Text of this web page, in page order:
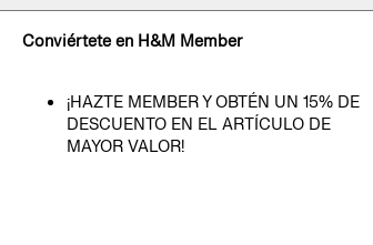
Conviértete en H&M Member
¡HAZTE MEMBER Y OBTÉN UN 15% DE
DESCUENTO EN EL ARTÍCULO DE
MAYOR VALOR!